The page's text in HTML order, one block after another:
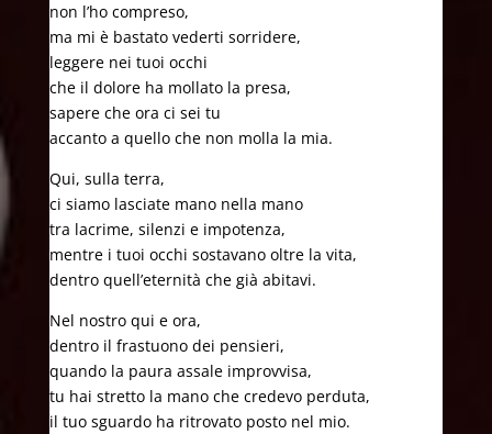
non l’ho compreso,
ma mi è bastato vederti sorridere,
leggere nei tuoi occhi
che il dolore ha mollato la presa,
sapere che ora ci sei tu
accanto a quello che non molla la mia.
Qui, sulla terra,
ci siamo lasciate mano nella mano
tra lacrime, silenzi e impotenza,
mentre i tuoi occhi sostavano oltre la vita,
dentro quell’eternità che già abitavi.
Nel nostro qui e ora,
dentro il frastuono dei pensieri,
quando la paura assale improvvisa,
tu hai stretto la mano che credevo perduta,
il tuo sguardo ha ritrovato posto nel mio.